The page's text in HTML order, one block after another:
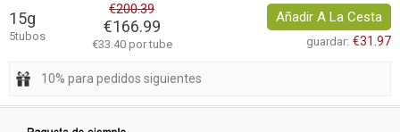
15g
5tubos
€200.39
€166.99
€33.40 por tube
Añadir A La Cesta
guardar: €31.97
10% para pedidos siguientes